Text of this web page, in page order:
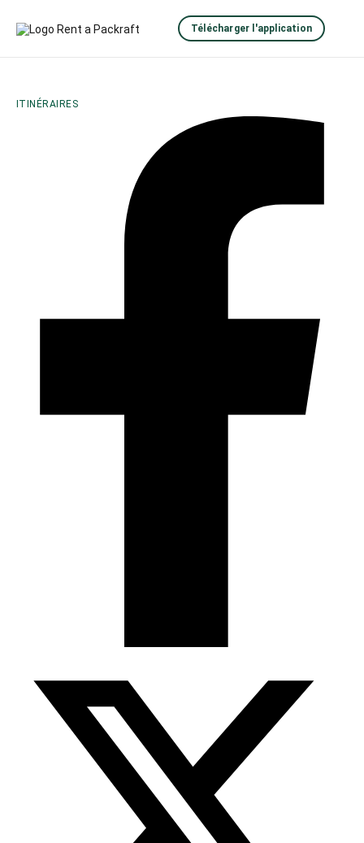
Télécharger l'application
ITINÉRAIRES